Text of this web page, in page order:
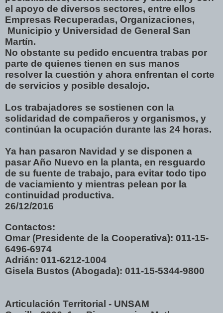
el apoyo de diversos sectores, entre ellos
Empresas Recuperadas, Organizaciones,
Municipio y Universidad de General San
Martín.
No obstante su pedido encuentra trabas por
parte de quienes tienen en sus manos
resolver la cuestión y ahora enfrentan el corte
de servicios y posible desalojo.
Los trabajadores se sostienen con la
solidaridad de compañeros y organismos, y
continúan la ocupación durante las 24 horas.
Ya han pasaron Navidad y se disponen a
pasar Año Nuevo en la planta, en resguardo
de su fuente de trabajo, para evitar todo tipo
de vaciamiento y mientras pelean por la
continuidad productiva.
26/12/2016
Contactos:
Omar (Presidente de la Cooperativa): 011-15-
6496-6974
Adrián: 011-6212-1004
Gisela Bustos (Abogada): 011-15-5344-9800
Articulación Territorial - UNSAM